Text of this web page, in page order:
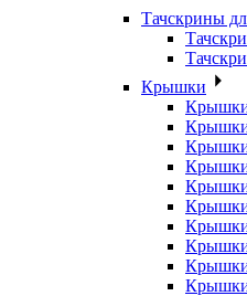
Тачскрины
Крышки
Крышки
Крышки
Крышки
Крышки
Крышки
Крышки
Крышки
Крышки
Крышки
Крышки